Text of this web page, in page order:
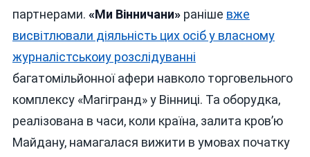
партнерами. «Ми Вінничани»раніше вже
висвітлювали діяльність цих осіб у власному
журналістськоиу розслідуванні
багатомільйонної афери навколо торговельного
комплексу «Магігранд» у Вінниці. Та оборудка,
реалізована в часи, коли країна, залита кров’ю
Майдану, намагалася вижити в умовах початку